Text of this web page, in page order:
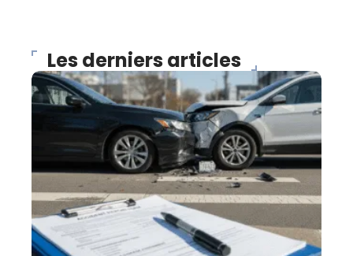
Les derniers articles